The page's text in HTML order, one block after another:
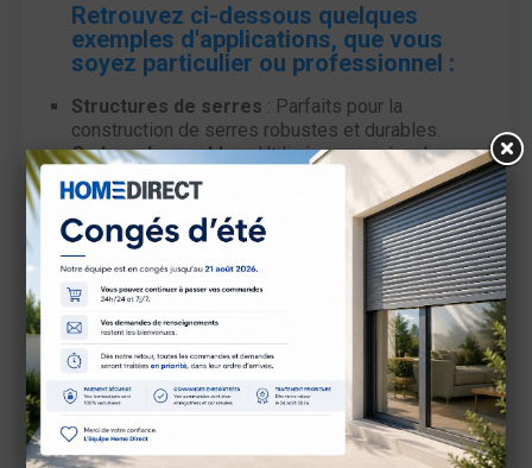
Retrouvez ci-dessous quelques
exemples d'applications, que vous
soyez particulier ou professionnel :
Structures de serres : Parfaits pour la
construction de serres robustes et durables.
Cadres de meubles: Utilisés pour créer des
structures de meubles (Tables, chaises, porte-
manteaux, ...) pour l'intérieur ou l'extérieur.
Rampes et garde-corps
: Créez des rampes
et garde-corps sécurisés et esthétiques.
Échafaudages: Utilisés dans la construction
pour créer des échafaudages légers et
résistants.
Agencement de magasins
: Conçus pour
créer des structures d'agencement et de
présentoirs.
: Utilisés pour fabriquer
des structures d'équipements de sport
robustes et légers.